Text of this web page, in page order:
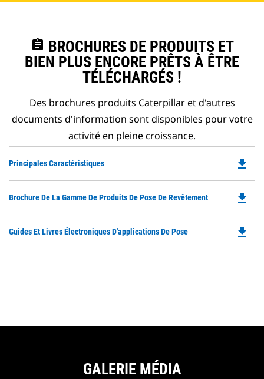
assignment BROCHURES DE PRODUITS ET
BIEN PLUS ENCORE PRÊTS À ÊTRE
TÉLÉCHARGÉS !
Des brochures produits Caterpillar et d'autres
documents d'information sont disponibles pour votre
activité en pleine croissance.
Principales Caractéristiques
a
file_download
Brochure De La Gamme De Produits De Pose De Revêtement
a
file_download
Guides Et Livres Électroniques D'applications De Pose file_download
GALERIE MÉDIA